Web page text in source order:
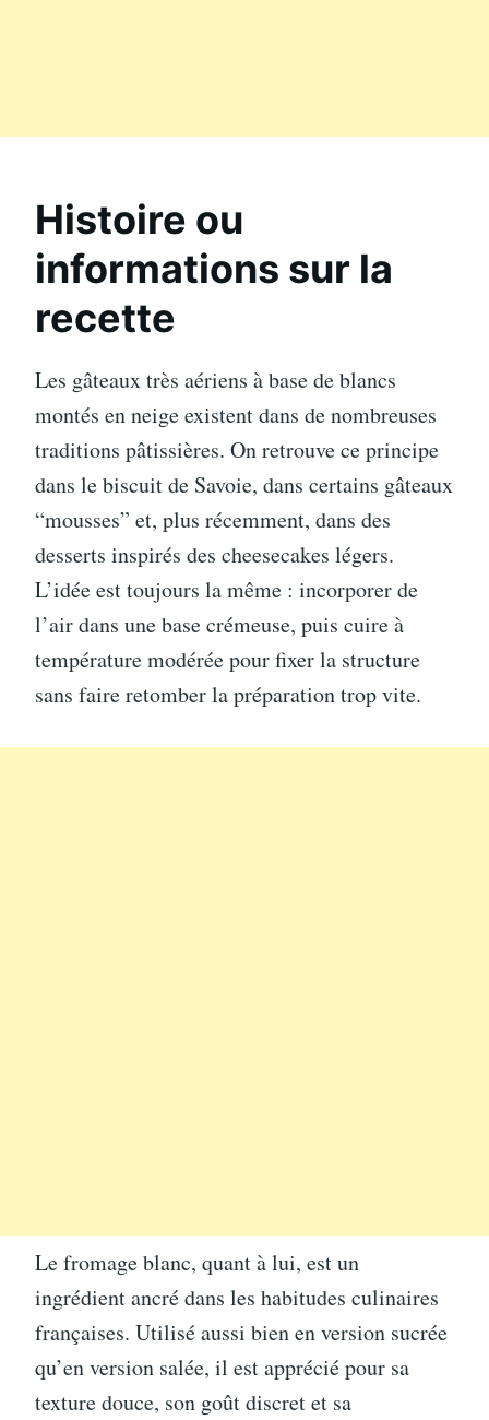
Histoire ou
informations sur la
recette
Les gâteaux très aériens à base de blancs
montés en neige existent dans de nombreuses
traditions pâtissières. On retrouve ce principe
dans le biscuit de Savoie, dans certains gâteaux
“mousses” et, plus récemment, dans des
desserts inspirés des cheesecakes légers.
L’idée est toujours la même : incorporer de
l’air dans une base crémeuse, puis cuire à
température modérée pour fixer la structure
sans faire retomber la préparation trop vite.
Le fromage blanc, quant à lui, est un
ingrédient ancré dans les habitudes culinaires
françaises. Utilisé aussi bien en version sucrée
qu’en version salée, il est apprécié pour sa
texture douce, son goût discret et sa